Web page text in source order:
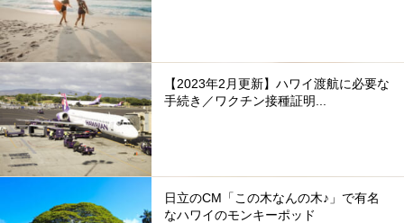
【2023年2月更新】ハワイ渡航に必要な
手続き／ワクチン接種証明...
日立のCM「この木なんの木♪」で有名
なハワイのモンキーポッド